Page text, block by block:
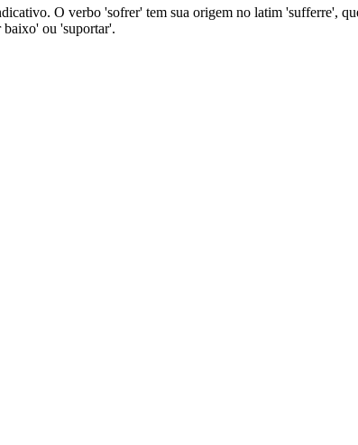
O verbo 'sofrer' tem sua origem no latim 'sufferre',
baixo' ou 'suportar'.